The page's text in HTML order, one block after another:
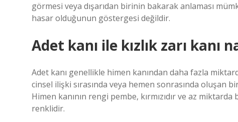
görmesi veya dışarıdan birinin bakarak anlaması
hasar olduğunun göstergesi değildir.
Adet kanı ile kızlık zarı kanı
Adet kanı genellikle himen kanından daha fazla
cinsel ilişki sırasında veya hemen sonrasında oluşan
Himen kanının rengi pembe, kırmızıdır ve az
renklidir.